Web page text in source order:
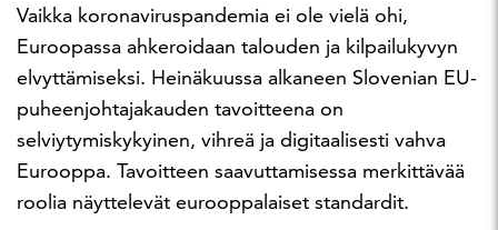
Vaikka koronaviruspandemia ei ole vielä ohi,
Euroopassa ahkeroidaan talouden ja kilpailukyvyn
elvyttämiseksi. Heinäkuussa alkaneen Slovenian EU-
puheenjohtajakauden tavoitteena on
selviytymiskykyinen, vihreä ja digitaalisesti vahva
Eurooppa. Tavoitteen saavuttamisessa merkittävää
roolia näyttelevät eurooppalaiset standardit.